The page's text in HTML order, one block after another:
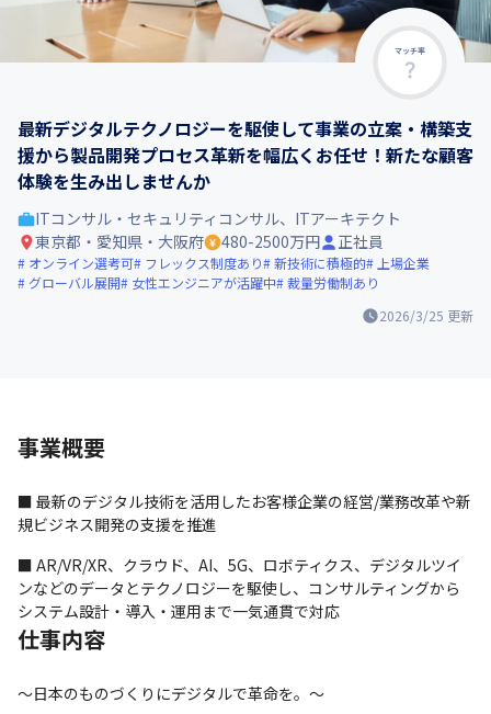
マッチ率
最新デジタルテクノロジーを駆使して事業の立案・構築支
援から製品開発プロセス革新を幅広くお任せ！新たな顧客
体験を生み出しませんか
2026/3/25 更新
ITコンサル・セキュリティコンサル、ITアーキテクト
東京都・愛知県・大阪府
480-2500万円 正社員
オンライン選考可 フレックス制度あり 新技術に積極的
上場企業
グローバル展開
女性エンジニアが活躍中 裁量労働制あり
事業概要
■ 最新のデジタル技術を活用したお客様企業の経営/業務改革や新
規ビジネス開発の支援を推進
■ AR/VR/XR、クラウド、AI、5G、ロボティクス、デジタルツイ
ンなどのデータとテクノロジーを駆使し、コンサルティングから
システム設計・導入・運用まで一気通貫で対応
仕事内容
～日本のものづくりにデジタルで革命を。～